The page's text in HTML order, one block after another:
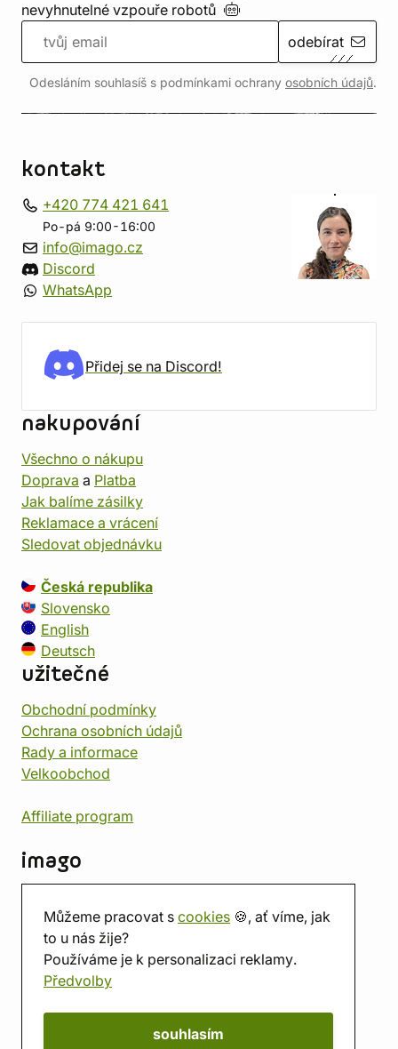
Můžeme pracovat s cookies 🍪, ať víme, jak
to u nás žije?
Používáme je k personalizaci reklamy.
Předvolby
souhlasím
nevyhnutelné vzpouře robotů
odebírat
Odesláním souhlasíš s podmínkami ochrany osobních údajů.
kontakt
+420 774 421 641
Po-pá 9:00-16:00
info@imago.cz
Discord
WhatsApp
Přidej se na Discord!
nakupování
Všechno o nákupu
Doprava a Platba
Jak balíme zásilky
Reklamace a vrácení
Sledovat objednávku
Česká republika
Slovensko
English
Deutsch
užitečné
Obchodní podmínky
Ochrana osobních údajů
Rady a informace
Velkoobchod
Affiliate program
imago
Prodejna
Herna
O nás
Hodnocení obchodu